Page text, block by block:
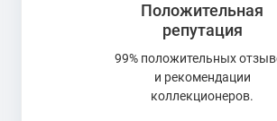
Положительная
репутация
99% положительных
и рекомендации
коллекционеров.